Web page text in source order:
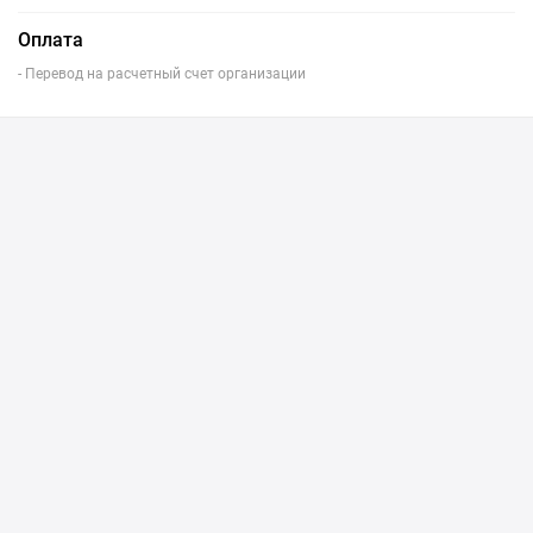
Оплата
- Перевод на расчетный счет организации